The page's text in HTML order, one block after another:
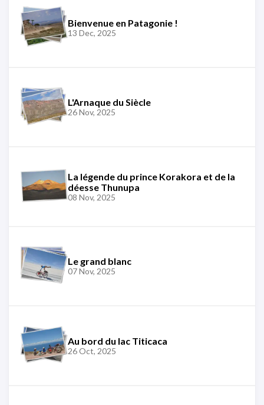
Bienvenue en Patagonie !
13 Dec, 2025
L'Arnaque du Siècle
26 Nov, 2025
La légende du prince Korakora et de la
déesse Thunupa
08 Nov, 2025
Le grand blanc
07 Nov, 2025
Au bord du lac Titicaca
26 Oct, 2025